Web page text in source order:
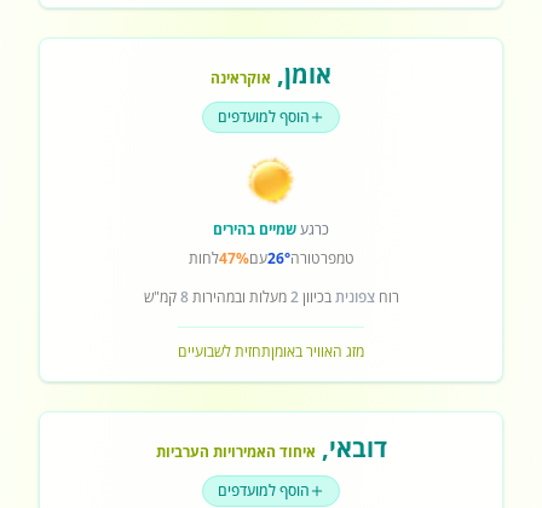
אומן, אוקראינה
הוסף למועדפים
כרגעשמיים בהירים
טמפרטורה26°עם47%לחות
רוחצפוניתבכיוון2מעלות ובמהירות8קמ"ש
מזג האוויר באומןתחזית לשבועיים
דובאי, איחוד האמירויות הערביות
הוסף למועדפים